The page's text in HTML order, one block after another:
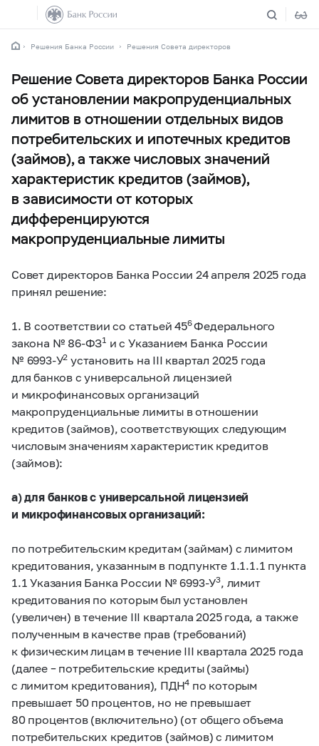
Решения Банка России Решения Совета директоров
Решение Совета директоров Банка России
об установлении макропруденциальных
лимитов в отношении отдельных видов
потребительских и ипотечных кредитов
(займов), а также числовых значений
характеристик кредитов (займов),
в зависимости от которых
дифференцируются
макропруденциальные лимиты
Совет директоров Банка России 24 апреля 2025 года
принял решение:
1. В соответствии со статьей 456Федерального
закона № 86-ФЗ1 и с Указанием Банка России
№ 6993-У2 установить на III квартал 2025 года
для банков с универсальной лицензией
и микрофинансовых организаций
макропруденциальные лимиты в отношении
кредитов (займов), соответствующих следующим
числовым значениям характеристик кредитов
(займов):
а) для банков с универсальной лицензией
и микрофинансовых организаций:
по потребительским кредитам (займам) с лимитом
кредитования, указанным в подпункте 1.1.1.1 пункта
1.1 Указания Банка России № 6993-У3, лимит
кредитования по которым был установлен
(увеличен) в течение III квартала 2025 года, а также
полученным в качестве прав (требований)
к физическим лицам в течение III квартала 2025 года
(далее – потребительские кредиты (займы)
с лимитом кредитования), ПДН4 по которым
превышает 50 процентов, но не превышает
80 процентов (включительно) (от общего объема
потребительских кредитов (займов) с лимитом